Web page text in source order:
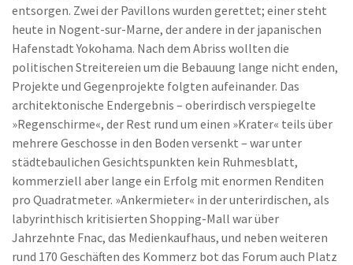
entsorgen. Zwei der Pavillons wurden gerettet; einer steht
heute in Nogent-sur-Marne, der andere in der japanischen
Hafenstadt Yokohama. Nach dem Abriss wollten die
politischen Streitereien um die Bebauung lange nicht enden,
Projekte und Gegenprojekte folgten aufeinander. Das
architektonische Endergebnis – oberirdisch verspiegelte
»Regenschirme«, der Rest rund um einen »Krater« teils über
mehrere Geschosse in den Boden versenkt – war unter
städtebaulichen Gesichtspunkten kein Ruhmesblatt,
kommerziell aber lange ein Erfolg mit enormen Renditen
pro Quadratmeter. »Ankermieter« in der unterirdischen, als
labyrinthisch kritisierten Shopping-Mall war über
Jahrzehnte Fnac, das Medienkaufhaus, und neben weiteren
rund 170 Geschäften des Kommerz bot das Forum auch Platz